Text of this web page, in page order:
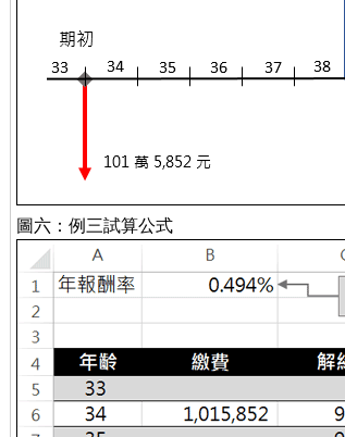
圖六：例三試算公式